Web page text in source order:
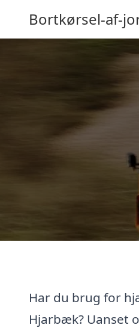
Bortkørsel-af-
Har du brug for
Hjarbæk? Uanset